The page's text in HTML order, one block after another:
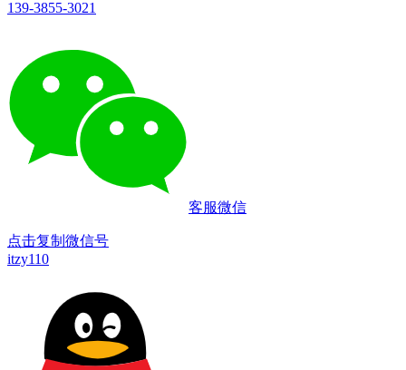
139-3855-3021
客服微信
点击复制微信号
itzy110